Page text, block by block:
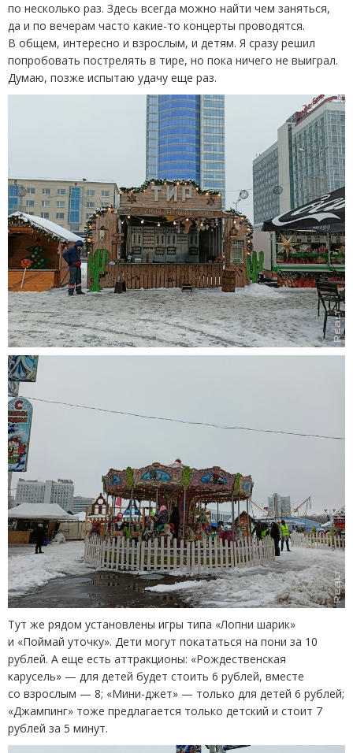
по несколько раз. Здесь всегда можно найти чем заняться,
да и по вечерам часто какие-то концерты проводятся.
В общем, интересно и взрослым, и детям. Я сразу решил
попробовать пострелять в тире, но пока ничего не выиграл.
Думаю, позже испытаю удачу еще раз.
Тут же рядом установлены игры типа «Лопни шарик»
и «Поймай уточку». Дети могут покататься на пони за 10
рублей. А еще есть аттракционы: «Рождественская
карусель» — для детей будет стоить 6 рублей, вместе
со взрослым — 8; «Мини-джет» — только для детей 6 рублей;
«Джампинг» тоже предлагается только детский и стоит 7
рублей за 5 минут.